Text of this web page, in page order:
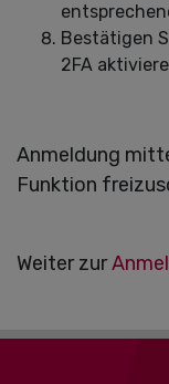
Bestätigen
2FA
Anmeldung
Funktion
Weiter zur